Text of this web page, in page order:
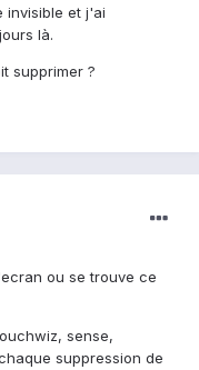
invisible et j'ai
là.
supprimer ?
ou se trouve ce
sense,
suppression de